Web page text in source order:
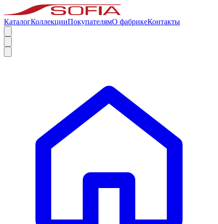
КаталогКоллекцииПокупателямО фабрикеКонтакты